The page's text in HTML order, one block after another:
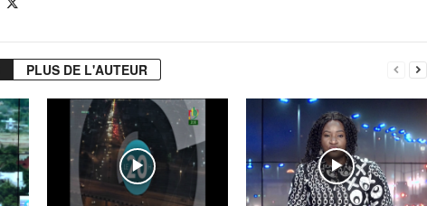
PLUS DE L'AUTEUR